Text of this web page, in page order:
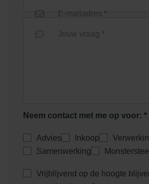
E-mailadres *
Jouw vraag *
Neem contact met me op voor: *
Advies Inkoop
Samenwerking
Vrijblijvend op de hoogte